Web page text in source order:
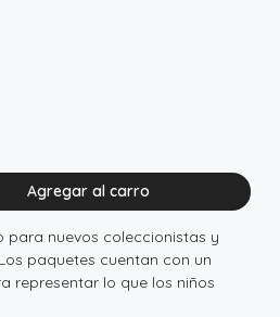
Agregar al carro
para nuevos coleccionistas y
paquetes cuentan con un
representar lo que los niños